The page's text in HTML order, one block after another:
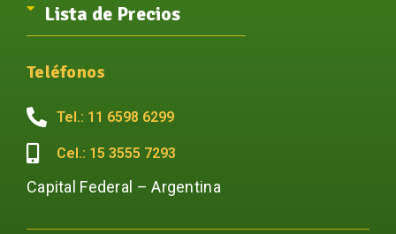
Lista de Precios
Teléfonos
Tel.: 11 6598 6299
Cel.: 15 3555 7293
Capital Federal – Argentina